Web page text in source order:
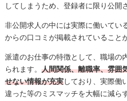
してしまうため、登録者に限り公開
非公開求人の中には実際に働いてい
からの口コミが掲載されていること
派遣のお仕事の特徴として、職場の
られます。 人間関係、離職率、雰囲
せない情報が充実 しており、実際働
違った等のミスマッチを大幅に減ら